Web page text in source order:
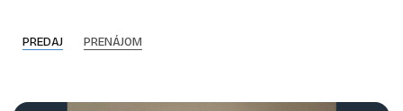
PREDAJ PRENÁJOM